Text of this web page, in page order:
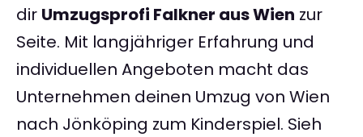
dir Umzugsprofi Falkner aus Wien zur
Seite. Mit langjähriger Erfahrung und
individuellen Angeboten macht das
Unternehmen deinen Umzug von Wien
nach Jönköping zum Kinderspiel. Sieh